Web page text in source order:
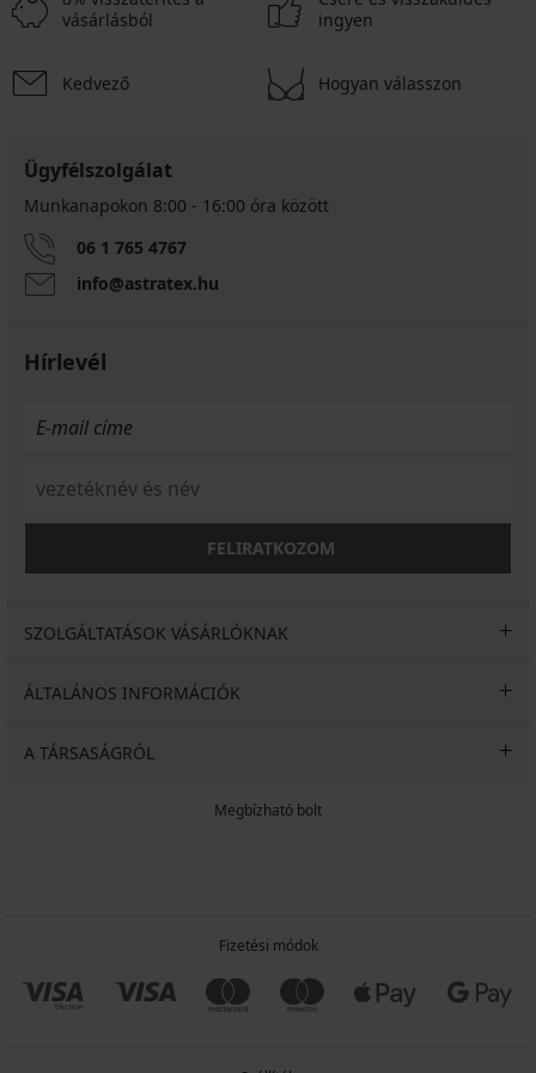
vásárlásból
ingyen
Kedvező Hogyan válasszon
Ügyfélszolgálat
Munkanapokon 8:00 - 16:00 óra között
06 1 765 4767
info@astratex.hu
Hírlevél
FELIRATKOZOM
SZOLGÁLTATÁSOK VÁSÁRLÓKNAK
ÁLTALÁNOS INFORMÁCIÓK
A TÁRSASÁGRÓL
Megbízható bolt
Fizetési módok